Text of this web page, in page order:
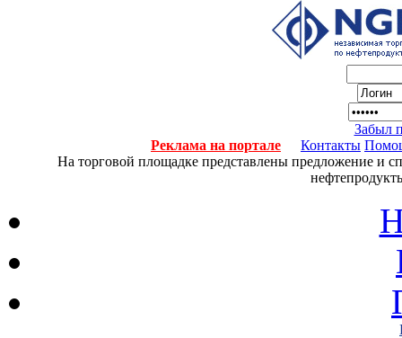
Забыл
Реклама на портале
Контакты
На торговой площадке представлены предложение и